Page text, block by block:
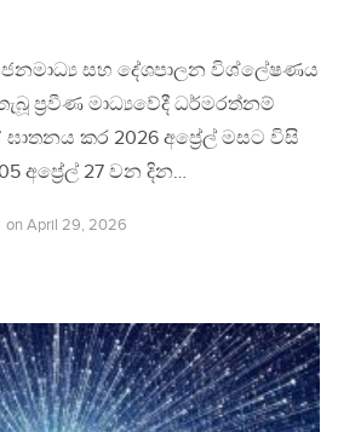
ජනමාධ්‍ය සහ දේශපාලන විශ්ලේෂණය
ප්‍රවීණ මාධ්‍යවේදී ධර්මරත්නම්
ඝාතනය කර 2026 අප්‍රේල් මසට විසි
අප්‍රේල් 27 වන දින…
on April 29, 2026